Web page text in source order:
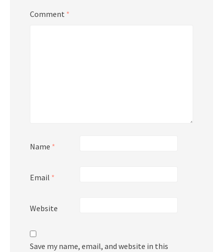
Comment *
Name *
Email *
Website
Save my name, email, and website in this